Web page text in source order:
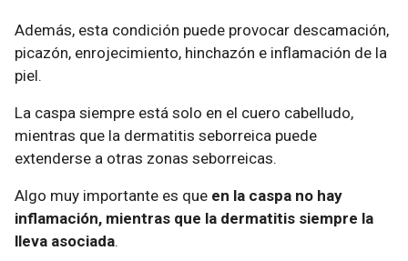
Además, esta condición puede provocar descamación,
picazón, enrojecimiento, hinchazón e inflamación de la
piel.
La caspa siempre está solo en el cuero cabelludo,
mientras que la dermatitis seborreica puede
extenderse a otras zonas seborreicas.
Algo muy importante es que en la caspa no hay
inflamación, mientras que la dermatitis siempre la
lleva asociada.